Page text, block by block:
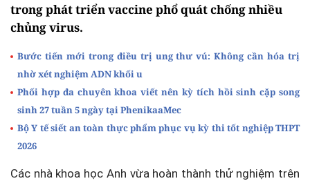
trong phát triển vaccine phổ quát chống nhiều
chủng virus.
Bước tiến mới trong điều trị ung thư vú: Không cần hóa trị
nhờ xét nghiệm ADN khối u
Phối hợp đa chuyên khoa viết nên kỳ tích hồi sinh cặp song
sinh 27 tuần 5 ngày tại PhenikaaMec
Bộ Y tế siết an toàn thực phẩm phục vụ kỳ thi tốt nghiệp THPT
2026
Các nhà khoa học Anh vừa hoàn thành thử nghiệm trên